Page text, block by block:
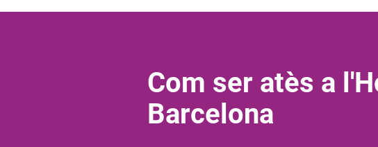
Com ser atès a
Barcelona